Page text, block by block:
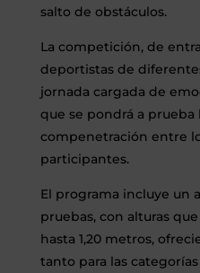
salto de obstáculos.
La competición, de
deportistas de
jornada cargada de
que se pondrá a prueba
compenetración entre
participantes.
El programa incluye un
pruebas, con alturas
hasta 1,20 metros,
tanto para las